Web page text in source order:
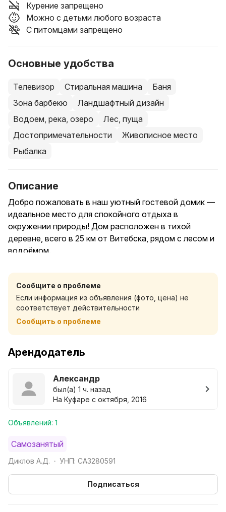
Курение запрещено
Можно с детьми любого возраста
С питомцами запрещено
Основные удобства
Телевизор Стиральная машина
Баня
Зона барбекю
Ландшафтный дизайн
Водоем, река, озеро
Лес, пуща
Достопримечательности
Живописное место
Рыбалка
Описание
Добро пожаловать в наш уютный гостевой домик —
идеальное место для спокойного отдыха в
окружении природы! Дом расположен в тихой
деревне, всего в 25 км от Витебска, рядом с лесом и
водоёмом.
Что вас ждёт:
Комфортный домик на 2–4 человека (25 м², 1
спальня).
Баня — отличное место для расслабления после
прогулок и дороги.
и отдыха на свежем воздухе.
всё, чтобы перезагрузиться и приятно провести
Удобства для комфортного проживания: стиральная
Для кого подходит:
Сообщите о проблеме
Если информация из объявления (фото, цена) не
соответствует действительности
Сообщить о проблеме
Арендодатель
Александр
был(а) 1 ч. назад
На Куфаре с октября, 2016
Объявлений: 1
Самозанятый
Диклов А.Д. • УНП: CA3280591
Подписаться